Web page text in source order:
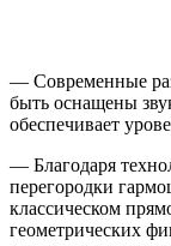
— Современные
быть оснащены
обеспечивает
— Благодаря
перегородки
классическом
геометрических